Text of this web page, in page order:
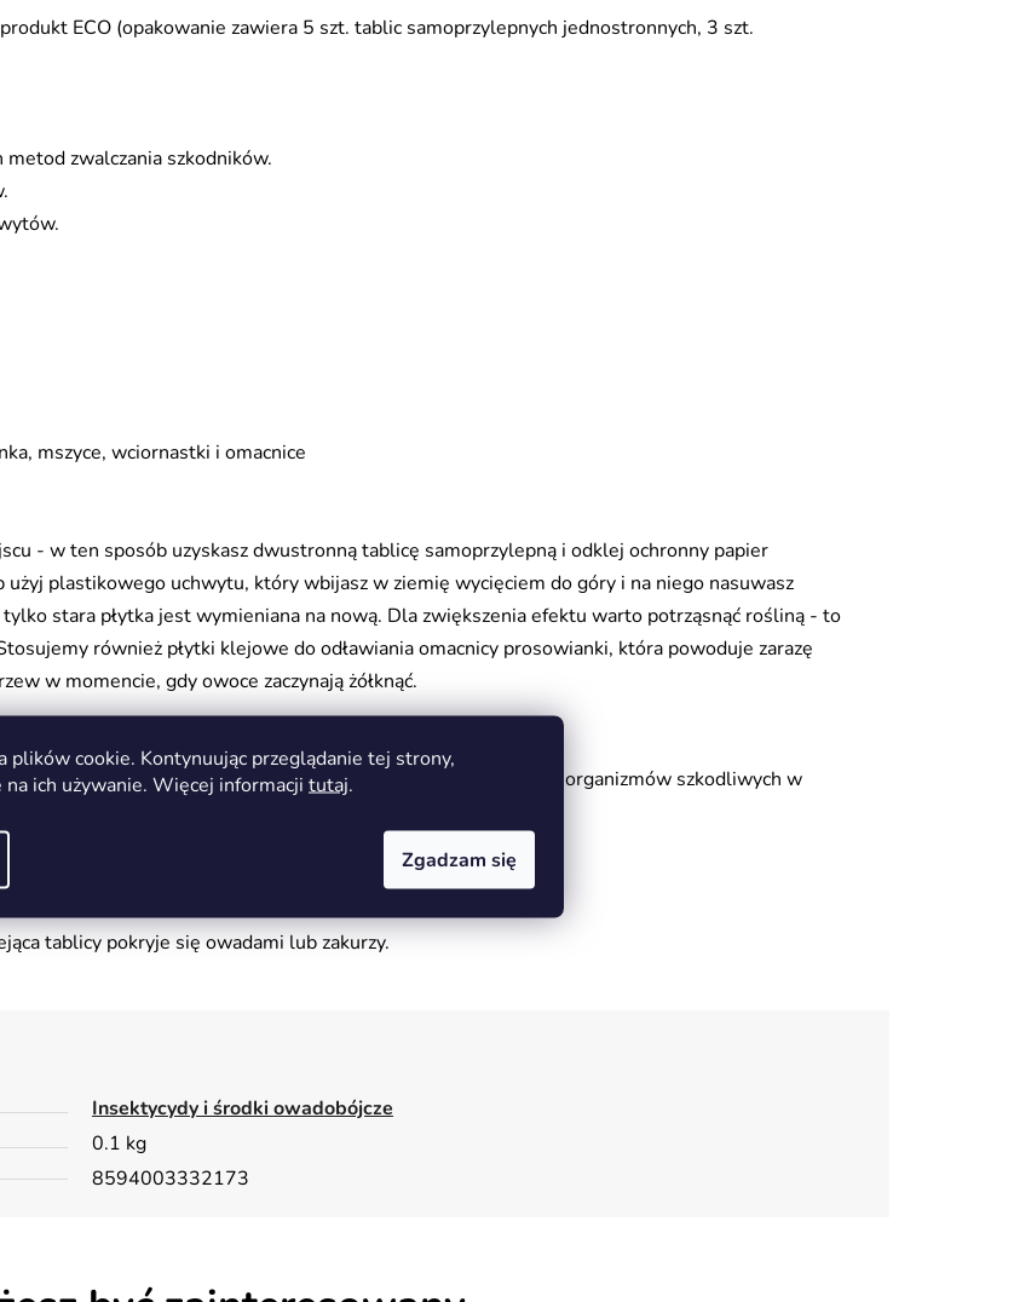
plików cookie. Kontynuując przeglądanie tej strony,
na ich używanie. Więcej informacji tutaj.
Zgadzam się
ECO (opakowanie zawiera 5 szt. tablic samoprzylepnych jednostronnych, 3 szt.
zwalczania szkodników.
mszyce, wciornastki i omacnice
- w ten sposób uzyskasz dwustronną tablicę samoprzylepną i odklej ochronny papier
plastikowego uchwytu, który wbijasz w ziemię wycięciem do góry i na niego nasuwasz
stara płytka jest wymieniana na nową. Dla zwiększenia efektu warto potrząsnąć rośliną - to
również płytki klejowe do odławiania omacnicy prosowianki, która powoduje zarazę
w momencie, gdy owoce zaczynają żółknąć.
sygnalizowania porażenia i ograniczania gęstości populacji organizmów szkodliwych w
w ogrodzie i gospodarstwie domowym.
tablicy pokryje się owadami lub zakurzy.
Insektycydy i środki owadobójcze
0.1 kg
8594003332173